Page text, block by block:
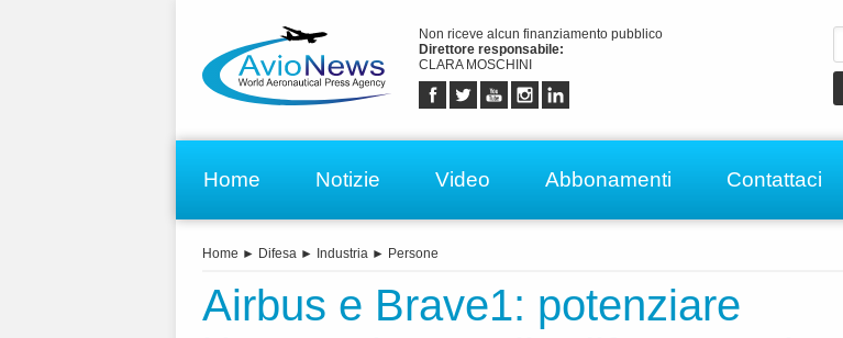
Non riceve alcun finanziamento pubblico
Direttore responsabile:
CLARA MOSCHINI
Home Notizie Video Abbonamenti Contattaci
Home ► Difesa ► Industria ► Persone
Airbus e Brave1: potenziare